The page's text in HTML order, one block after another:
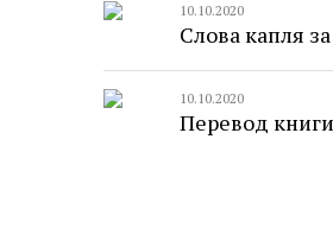
10.10.2020
Слова капля
10.10.2020
Перевод